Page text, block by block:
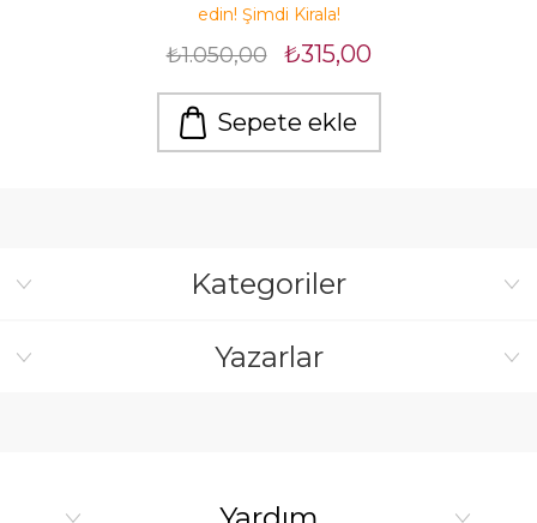
edin! Şimdi Kirala!
₺1.050,00 ₺315,00
Sepete ekle
Kategoriler
Yazarlar